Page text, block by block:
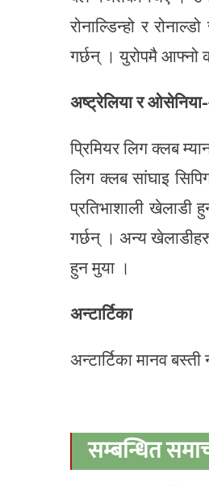
रोनाल्डिन्हो र
गर्छन् । युरोपमै आफ्नो
अष्ट्रेलिया र
प्रिमियर लिग क्लब
लिग क्लब सांघाइ
प्रतिभाशाली
गर्छन् । अन्य
हुन मुया ।
अन्टार्टिका
अन्टार्टिका मानव
सम्बन्धित